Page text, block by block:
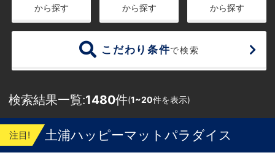
から探す から探す から探す
こだわり条件で検索
検索結果一覧:1480件(1~20件を表示)
注目! 土浦ハッピーマットパラダイス